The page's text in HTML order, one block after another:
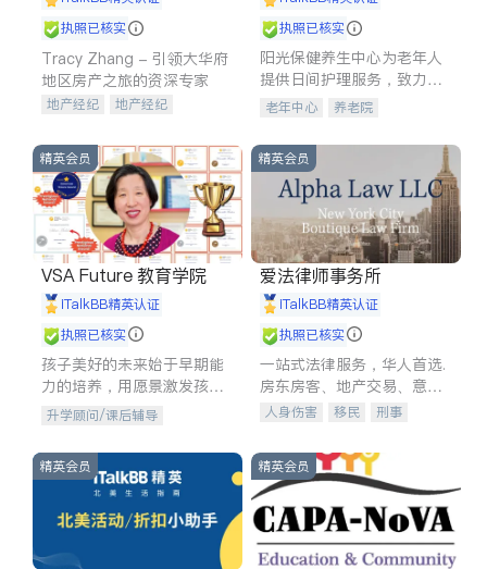
执照已核实
Tracy Zhang - 引领大华府
地区房产之旅的资深专家
地产经纪
地产经纪
商铺租售
开发商建商
执照已核实
阳光保健养生中心为老年人
提供日间护理服务，致力于
通过持续的护理创新来有效
老年中心 养老院
精英会员
VSA Future 教育学院
iTalkBB精英认证
执照已核实
孩子美好的未来始于早期能
力的培养，用愿景激发孩子
的学习潜力和动力。理念：
拥有成长型心态是成功的基
石。
升学顾问/课后辅导
精英会员
爱法律师事务所
iTalkBB精英认证
执照已核实
一站式法律服务，华人首选.
房东房客、地产交易、意外
伤害、车祸重伤、商业诉
建筑合同、刑事案件全包办
人身伤害 移民
刑事
信托/遗嘱
商业
索赔
律师-其它 保释
精英会员 精英会员